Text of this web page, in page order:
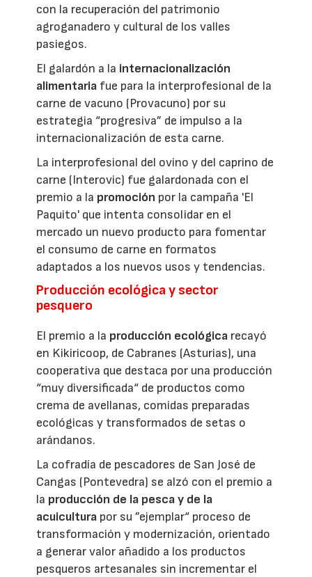
con la recuperación del patrimonio
agroganadero y cultural de los valles
pasiegos.
El galardón a la internacionalización
alimentaria fue para la interprofesional de la
carne de vacuno (Provacuno) por su
estrategia “progresiva” de impulso a la
internacionalización de esta carne.
La interprofesional del ovino y del caprino de
carne (Interovic) fue galardonada con el
premio a la promoción por la campaña 'El
Paquito' que intenta consolidar en el
mercado un nuevo producto para fomentar
el consumo de carne en formatos
adaptados a los nuevos usos y tendencias.
Producción ecológica y sector
pesquero
El premio a la producción ecológica recayó
en Kikiricoop, de Cabranes (Asturias), una
cooperativa que destaca por una producción
“muy diversificada“ de productos como
crema de avellanas, comidas preparadas
ecológicas y transformados de setas o
arándanos.
La cofradía de pescadores de San José de
Cangas (Pontevedra) se alzó con el premio a
la producción de la pesca y de la
acuicultura por su ”ejemplar“ proceso de
transformación y modernización, orientado
a generar valor añadido a los productos
pesqueros artesanales sin incrementar el